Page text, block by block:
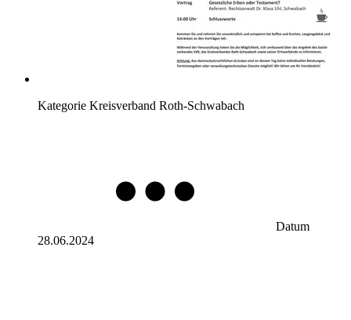
Kategorie Kreisverband Roth-Schwabach
Datum
28.06.2024